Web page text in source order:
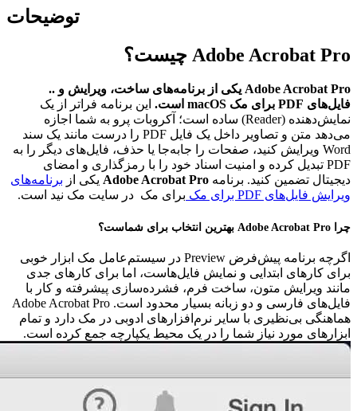
توضیحات
Adobe Acrobat Pro چیست؟
Adobe Acrobat Pro یکی از برنامه‌های ساخت، ویرایش و ..
فایل‌های PDF
برای مک macOS است.
این برنامه فراتر از یک
نمایش‌دهنده (Reader) ساده است؛ آکروبات پرو به شما اجازه
می‌دهد متن و تصاویر داخل یک فایل PDF را درست مانند یک سند
Word ویرایش کنید، صفحات را جابه‌جا یا حذف، فایل‌های دیگر را به
PDF تبدیل کرده و امنیت اسناد خود را با رمزگذاری و امضای
دیجیتال تضمین کنید. برنامه Adobe Acrobat Pro یکی از برنامه‌های
ویرایش فایل‌های PDF برای مک
برای مک در سایت مک نید است.
چرا Adobe Acrobat Pro بهترین انتخاب برای شماست؟
اگرچه برنامه پیش‌فرض Preview در سیستم‌عامل مک ابزار خوبی
برای کارهای ابتدایی و نمایش فایل‌هاست، اما برای کارهای جدی
مانند ویرایش متون، ساخت فرم، فشرده‌سازی پیشرفته و کار با
فایل‌های فارسی و دو زبانه بسیار محدود است. Adobe Acrobat Pro
هماهنگی بی‌نظیری با سایر نرم‌افزارهای ادوبی در مک دارد و تمام
ابزارهای مورد نیاز شما را در یک محیط یکپارچه جمع کرده است.